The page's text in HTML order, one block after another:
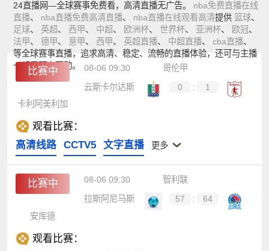
24直播网—全球赛事免费看，高清直播无广告。 nba免费直播在线
直播、 nba直播免费高清直播、 nba直播在线观看高清提供 篮球、
足球、 英超、 西甲、 中超、 欧洲杯、 世界杯、 亚洲杯、 欧冠、
法甲、 德甲、 意甲、 西甲、 英超直播、 中超直播、 cba直播、
等全球赛事直播，追求高清、稳定、流畅的直播体验，还可与主播
一起零距离互动。
比赛中 08-06 09:30
哥伦甲
云斯卡尔达斯
0 :
1
卡利阿美利加
观看比赛：
高清线路
CCTV5 文字直播 更多
比赛中 08-06 09:30
智利联
拉斯阿尼马斯
57 :
64
安库德
观看比赛：